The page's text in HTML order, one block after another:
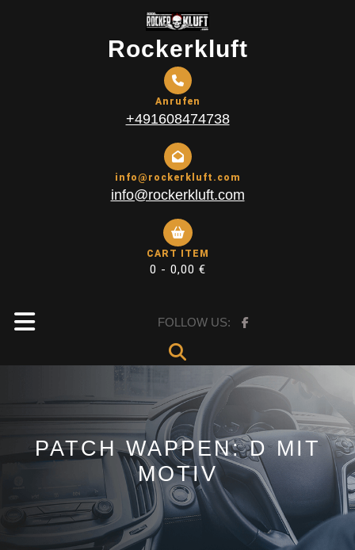
Rockerkluft
Anrufen
+491608474738
info@rockerkluft.com
info@rockerkluft.com
CART ITEM
0 - 0,00 €
Open
FOLLOW US:
PATCH WAPPEN: D MIT
MOTIV